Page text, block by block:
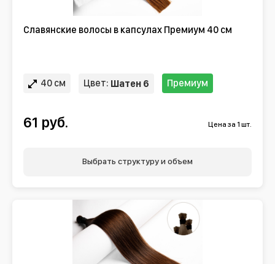
Славянские волосы в капсулах Премиум 40 см
40 см Цвет: Шатен 6 Премиум
61 руб. Цена за 1 шт.
Выбрать структуру и объем